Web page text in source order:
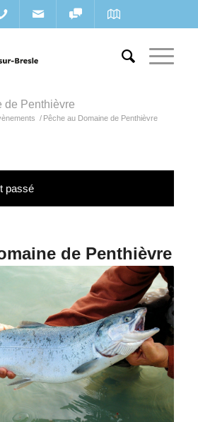
de Penthièvre
/ Pêche au Domaine de Penthièvre
passé
de Penthièvre